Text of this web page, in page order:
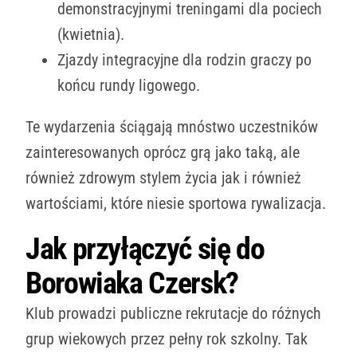
demonstracyjnymi treningami dla pociech
(kwietnia).
Zjazdy integracyjne dla rodzin graczy po
końcu rundy ligowego.
Te wydarzenia ściągają mnóstwo uczestników
zainteresowanych oprócz grą jako taką, ale
również zdrowym stylem życia jak i również
wartościami, które niesie sportowa rywalizacja.
Jak przyłączyć się do
Borowiaka Czersk?
Klub prowadzi publiczne rekrutacje do różnych
grup wiekowych przez pełny rok szkolny. Tak